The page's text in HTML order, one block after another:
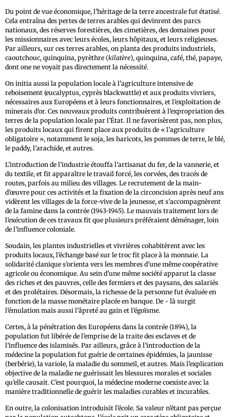
Du point de vue économique, l’héritage de la terre ancestrale fut étatisé.
Cela entraîna des pertes de terres arables qui devinrent des parcs
nationaux, des réserves forestières, des cimetières, des domaines pour
les missionnaires avec leurs écoles, leurs hôpitaux, et leurs religieuses.
Par ailleurs, sur ces terres arables, on planta des produits industriels,
caoutchouc, quinquina, pyrèthre (kilatère), quinquina, café, thé, papaye,
dont one ne voyait pas directement la nécessité.
On initia aussi la population locale à l’agriculture intensive de
reboisement (eucalyptus, cyprès blackwattle) et aux produits vivriers,
nécessaires aux Européens et à leurs fonctionnaires, et l’exploitation de
minerais d’or. Ces nouveaux produits contribuèrent à l’expropriation des
terres de la population locale par l’État. Il ne favorisèrent pas, non plus,
les produits locaux qui firent place aux produits de « l’agriculture
obligatoire », notamment le soja, les haricots, les pommes de terre, le blé,
le paddy, l’arachide, et autres.
L’introduction de l’industrie étouffa l’artisanat du fer, de la vannerie, et
du textile, et fit apparaître le travail forcé, les corvées, des tracés de
routes, parfois au milieu des villages. Le recrutement de la main-
d’œuvre pour ces activités et la fixation de la circoncision après neuf ans
vidèrent les villages de la force-vive de la jeunesse, et s’accompagnèrent
de la famine dans la contrée (1943-1945). Le mauvais traitement lors de
l’exécution de ces travaux fit que plusieurs préféraient déménager, loin
de l’influence coloniale.
Soudain, les plantes industrielles et vivrières cohabitèrent avec les
produits locaux, l’échange basé sur le troc fit place à la monnaie. La
solidarité clanique s’orienta vers les membres d’une même coopérative
agricole ou économique. Au sein d’une même société apparut la classe
des riches et des pauvres, celle des fermiers et des paysans, des salariés
et des prolétaires. Désormais, la richesse de la personne fut évaluée en
fonction de la masse monétaire placée en banque. De - là surgit
l’émulation mais aussi l’âpreté au gain et l’égoïsme.
Certes, à la pénétration des Européens dans la contrée (1894), la
population fut libérée de l’emprise de la traite des esclaves et de
l’influence des islamisés. Par ailleurs, grâce à l’introduction de la
médecine la population fut guérie de certaines épidémies, la jaunisse
(berbérie), la variole, la maladie du sommeil, et autres. Mais l’explication
objective de la maladie ne guérissait les blessures morales et sociales
qu’elle causait. C’est pourquoi, la médecine moderne coexiste avec la
manière traditionnelle de guérir les maladies curables et incurables.
En outre, la colonisation introduisit l’école. Sa valeur n’étant pas perçue